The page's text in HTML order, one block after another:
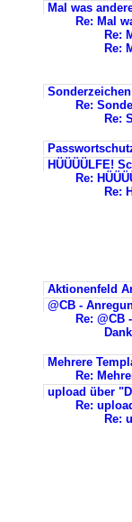
Mal was
Re: Mal
Re:
Re:
Re:
Re:
HÜÜÜÜLFE!
Re:
Re:
Aktionenfeld
@CB -
Re:
Mehrere
Re:
upload über
Re:
Re: